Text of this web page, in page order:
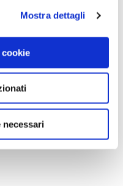
Mostra dettagli
necessari